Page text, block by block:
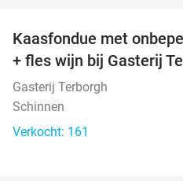
Kaasfondue met
+ fles wijn bij Gasterij
Gasterij Terborgh
Schinnen
Verkocht: 161